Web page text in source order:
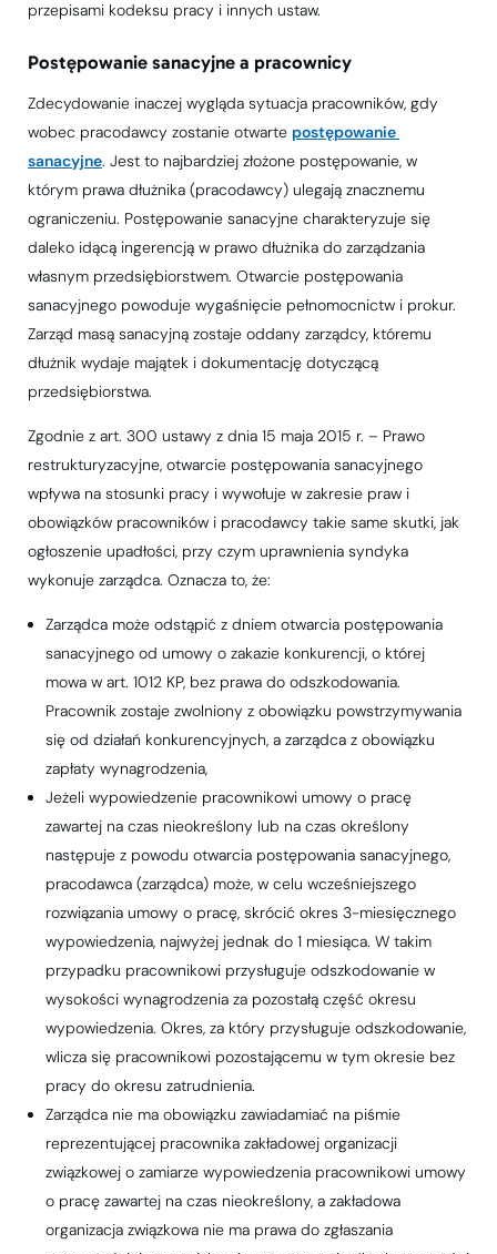
przepisami kodeksu pracy i innych ustaw.
Postępowanie sanacyjne a pracownicy
Zdecydowanie inaczej wygląda sytuacja pracowników, gdy
wobec pracodawcy zostanie otwarte postępowanie
sanacyjne. Jest to najbardziej złożone postępowanie, w
którym prawa dłużnika (pracodawcy) ulegają znacznemu
ograniczeniu. Postępowanie sanacyjne charakteryzuje się
daleko idącą ingerencją w prawo dłużnika do zarządzania
własnym przedsiębiorstwem. Otwarcie postępowania
sanacyjnego powoduje wygaśnięcie pełnomocnictw i prokur.
Zarząd masą sanacyjną zostaje oddany zarządcy, któremu
dłużnik wydaje majątek i dokumentację dotyczącą
przedsiębiorstwa.
Zgodnie z art. 300 ustawy z dnia 15 maja 2015 r. – Prawo
restrukturyzacyjne, otwarcie postępowania sanacyjnego
wpływa na stosunki pracy i wywołuje w zakresie praw i
obowiązków pracowników i pracodawcy takie same skutki, jak
ogłoszenie upadłości, przy czym uprawnienia syndyka
wykonuje zarządca. Oznacza to, że:
Zarządca może odstąpić z dniem otwarcia postępowania
sanacyjnego od umowy o zakazie konkurencji, o której
mowa w art. 1012 KP, bez prawa do odszkodowania.
Pracownik zostaje zwolniony z obowiązku powstrzymywania
się od działań konkurencyjnych, a zarządca z obowiązku
zapłaty wynagrodzenia,
Jeżeli wypowiedzenie pracownikowi umowy o pracę
zawartej na czas nieokreślony lub na czas określony
następuje z powodu otwarcia postępowania sanacyjnego,
pracodawca (zarządca) może, w celu wcześniejszego
rozwiązania umowy o pracę, skrócić okres 3-miesięcznego
wypowiedzenia, najwyżej jednak do 1 miesiąca. W takim
przypadku pracownikowi przysługuje odszkodowanie w
wysokości wynagrodzenia za pozostałą część okresu
wypowiedzenia. Okres, za który przysługuje odszkodowanie,
wlicza się pracownikowi pozostającemu w tym okresie bez
pracy do okresu zatrudnienia.
Zarządca nie ma obowiązku zawiadamiać na piśmie
reprezentującej pracownika zakładowej organizacji
związkowej o zamiarze wypowiedzenia pracownikowi umowy
o pracę zawartej na czas nieokreślony, a zakładowa
organizacja związkowa nie ma prawa do zgłaszania